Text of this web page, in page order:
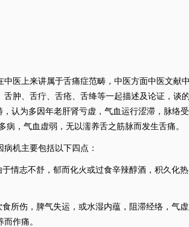
上来讲属于舌痛症范畴，中医方面中医文献中
舌肿、舌疔、舌疮、舌绛等一起描述及论证，谈
，认为多因年老肝肾亏虚，气血运行涩滞，脉络
病，气血虚弱，无以濡养舌之筋脉而发生舌痛。
机主要包括以下四点：
志不舒，郁而化火或过食辛辣醇酒，积久化热
伤，脾气失运，或水湿内蕴，阻滞经络，气虚
作痛。